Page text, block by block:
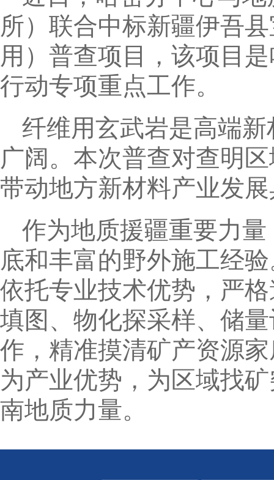
所）联合中标新疆伊吾
用）普查项目，该项目
行动专项重点工作。
纤维用玄武岩是高端
广阔。本次普查对查明
带动地方新材料产业发
作为地质援疆重要力
底和丰富的野外施工经
依托专业技术优势，严
填图、物化探采样、储
作，精准摸清矿产资源
为产业优势，为区域找
南地质力量。